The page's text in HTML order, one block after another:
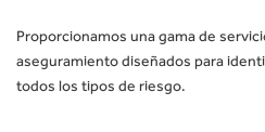
Proporcionamos una gama de
aseguramiento diseñados para
todos los tipos de riesgo.